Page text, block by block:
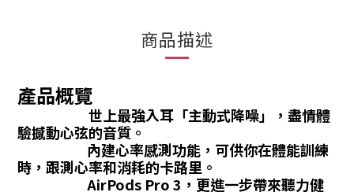
商品描述
產品概覽
世上最強入耳「主動式降噪」，盡情體
驗撼動心弦的音質 註
腳
。
內建心率感測功能，可供你在體能訓練
時，跟測心率和消耗的卡路里 註
腳
。
AirPods Pro 3，更進一步帶來聽力健